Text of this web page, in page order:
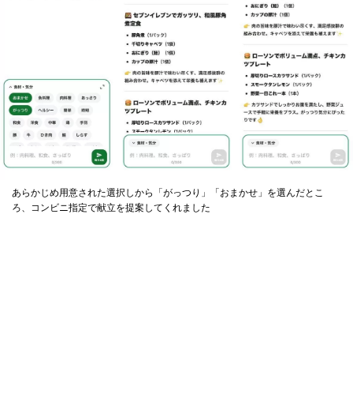
あらかじめ用意された選択しから「がっつり」「おまかせ」を選んだとこ
ろ、コンビニ指定で献立を提案してくれました